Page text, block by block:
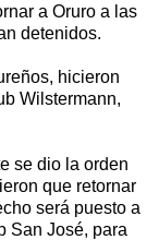
a Oruro a las
detenidos.
hicieron
Wilstermann,
se dio la orden
que retornar
será puesto a
San José, para